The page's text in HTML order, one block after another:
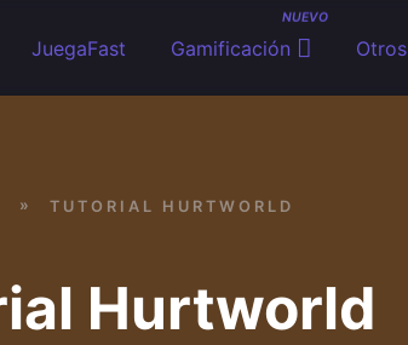
JuegaFast Gamificación
NUEVO
Otros
Hurtworld
» TUTORIAL HURTWORLD